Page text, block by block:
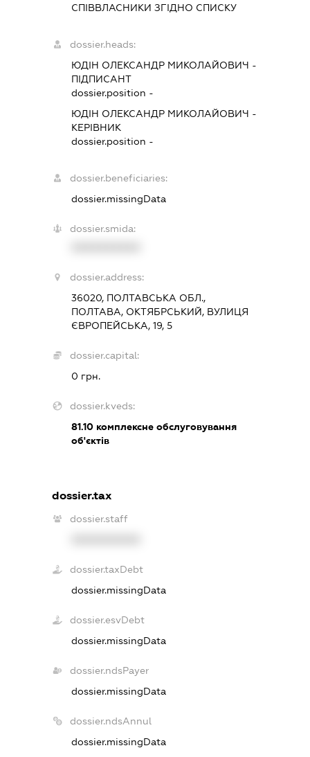
СПІВВЛАСНИКИ ЗГІДНО СПИСКУ
dossier.heads:
ЮДІН ОЛЕКСАНДР МИКОЛАЙОВИЧ -
ПІДПИСАНТ
dossier.position -
ЮДІН ОЛЕКСАНДР МИКОЛАЙОВИЧ -
КЕРІВНИК
dossier.position -
dossier.beneficiaries:
dossier.missingData
dossier.smida:
dossier.address:
36020, ПОЛТАВСЬКА ОБЛ.,
ПОЛТАВА, ОКТЯБРСЬКИЙ, ВУЛИЦЯ
ЄВРОПЕЙСЬКА, 19, 5
dossier.capital:
0 грн.
dossier.kveds:
81.10комплексне обслуговування
об'єктів
dossier.tax
dossier.staff
dossier.taxDebt
dossier.missingData
dossier.esvDebt
dossier.missingData
dossier.ndsPayer
dossier.missingData
dossier.ndsAnnul
dossier.missingData